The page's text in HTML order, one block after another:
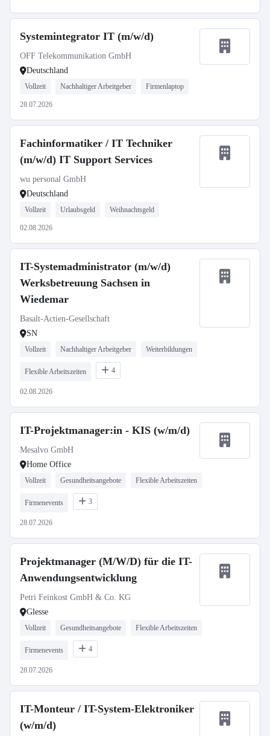
Systemintegrator IT (m/w/d)
OFF Telekommunikation GmbH
Deutschland
Vollzeit Nachhaltiger Arbeitgeber Firmenlaptop
28.07.2026
Fachinformatiker / IT Techniker
(m/w/d) IT Support Services
wu personal GmbH
Deutschland
Vollzeit Urlaubsgeld Weihnachtsgeld
02.08.2026
IT-Systemadministrator (m/w/d)
Werksbetreuung Sachsen in
Wiedemar
Basalt-Actien-Gesellschaft
SN
Vollzeit Nachhaltiger Arbeitgeber Weiterbildungen
Flexible Arbeitszeiten 4
02.08.2026
IT-Projektmanager:in - KIS (w/m/d)
Mesalvo GmbH
Home Office
Vollzeit Gesundheitsangebote Flexible Arbeitszeiten
Firmenevents 3
28.07.2026
Projektmanager (M/W/D) für die IT-
Anwendungsentwicklung
Petri Feinkost GmbH & Co. KG
Glesse
Vollzeit Gesundheitsangebote Flexible Arbeitszeiten
Firmenevents 4
28.07.2026
IT-Monteur / IT-System-Elektroniker
(w/m/d)